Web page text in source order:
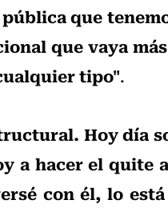
que
que vaya
tipo".
Hoy día
a hacer el quite
con él, lo